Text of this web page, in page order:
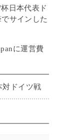
日本代表ド
サインした
に運営費
ドイツ戦